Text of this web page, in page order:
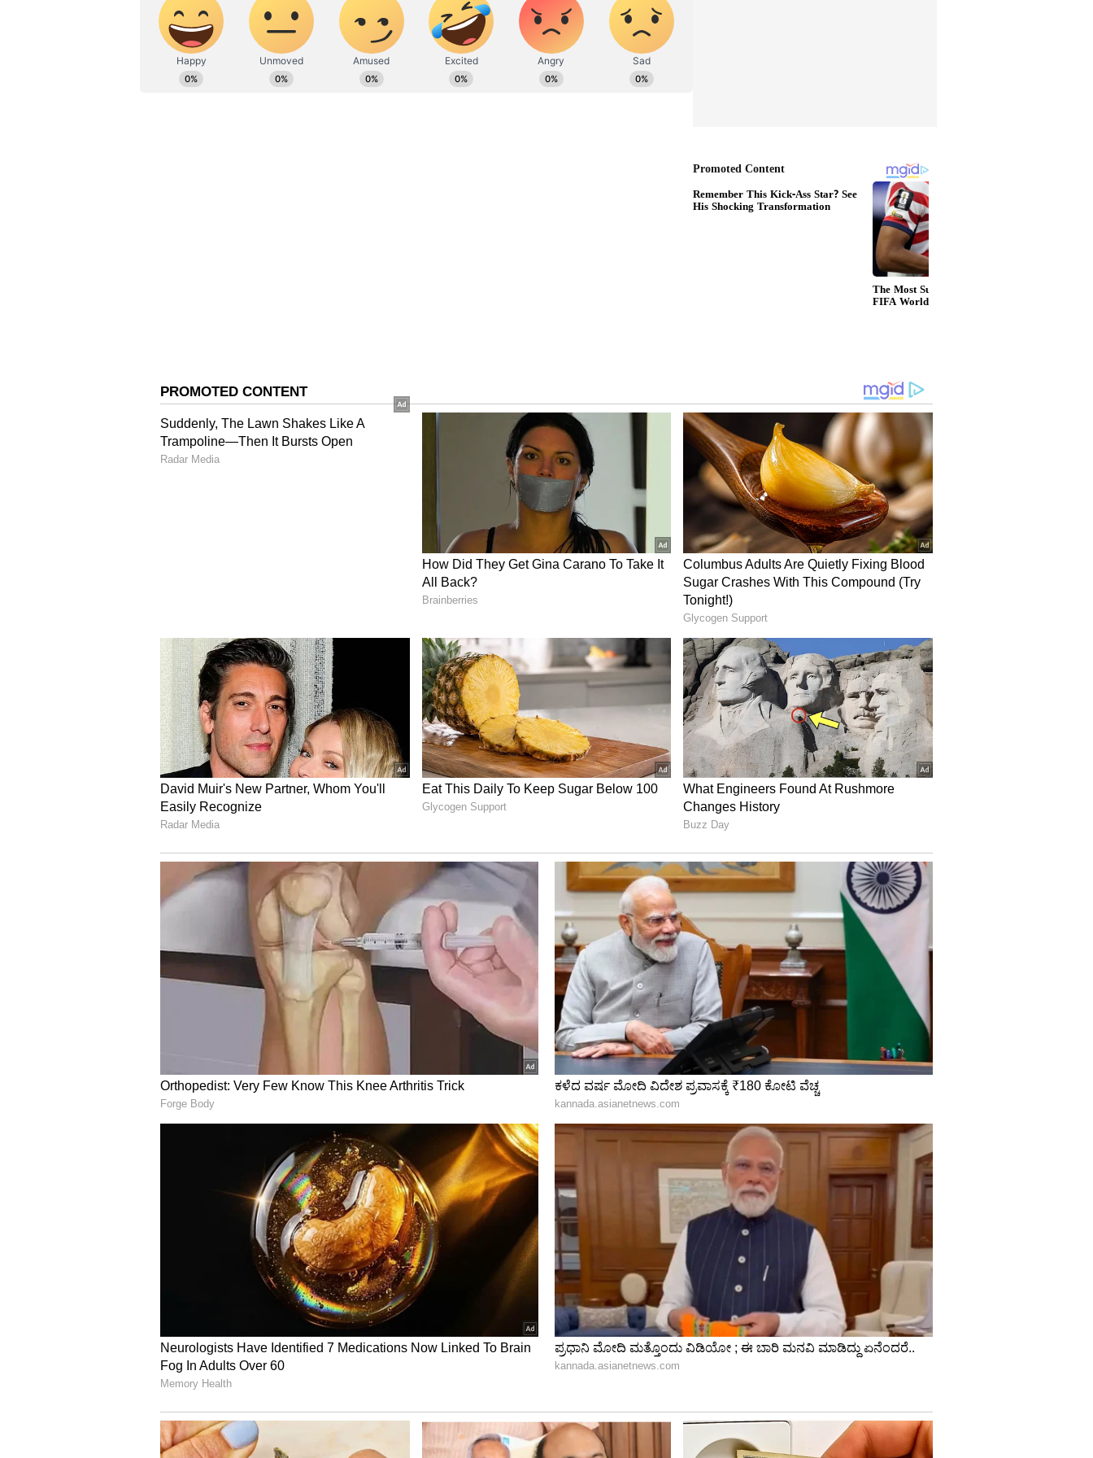
ಚಿತ್ರದುರ್ಗದಲ್ಲಿ ವರುಣನ ಆರ್ಭಟಕ್ಕೆ ಅಪಾರ ಬೆಳೆ ನಷ್ಟ: ಕಂಗಾಲಾದ ಅನ್ನದಾತ
ನೀವು ನನಗೆ 3.28 ಲಕ್ಷ ಕೊಟ್ಟರೆ ಮಾತ್ತ ರಿನಿವಲ್ ಮಾಡಿ ಕೊಡುವುದಾಗಿ ಡಿಮ್ಯಾಂಡ್ ಮಾಡಿದ್ದಾರೆ. ಕೆಲವು
ಬಾರ್ ಮಾಲೀಕರು ತಮ್ಮ ಕೆಲಸ ಮುಗಿದ್ರೆ ಸಾಕಪ್ಪ ಎಂದು ಅಧಿಕಾರಿಗಳು ಕೇಳಿದಷ್ಟು ಲಂಚ ನೀಡಿ ಕೆಲಸ
ಇನ್ನೇನು ಬಾರ್ ಮಾಲೀಕ ಹಣ ನೀಡಬೇಕು ಅಷ್ಟರಲ್ಲೇ ಎಸಿಬಿ ಅಧಿಕಾರಿಗಳು ಅಬಕಾರಿ ಡಿಸಿಯ
ಕರ್ಮಕಾಂಡವನ್ನು ರೆಡ್ ಆಂಡ್ ಆಗಿ ಹಿಡಿದಿದ್ದಾರೆ. ಇದೇ ಸಮಯದಲ್ಲಿ ನಾಗಶಯನ ವಾಹನ ಚಾಲಕ ಮೌಸಿನ್
ಖಾನ್ ಕೂಡ ಲಂಚಕ್ಕೆ ಬೇಡಿಕೆ ಇಟ್ಟಿದ್ದು ಕಂಡು ಬಂದು ಇಬ್ಬರನ್ನು ವಿಚಾರಣೆಗೆ ಒಳಪಡಿಸಿದ್ದಾರೆ. ಸುಮಾರು 4-6
ಗಂಟೆಗಳ ಕಾಲ ಚಿತ್ರದುರ್ಗ ನಗರದ ಜೆಸಿಆರ್ 4ನೇ ಕ್ರಾಸ್ ನಲ್ಲಿರುವ ಅಬಕಾರಿ ಇಲಾಖೆ ಕಚೇರಿಯಲ್ಲಿ ವಿಚಾರಣೆ
ನಡೆಸಿದ ಎಸಿಬಿ ಅಧಿಕಾರಿಗಳು ರಾತ್ರಿ 9 ಗಂಟೆ ಸುಮಾರಿಗೆ ಇಬ್ಬರನ್ನು ಜೆಸಿಗೆ ಕಳುಹಿಸಲಾಯಿತು.
ಹೈಟೆಕ್ ವೇಶ್ಯಾವಾಟಿಕೆ ಅಡ್ಡೆ ಮೇಲೆ ದಾಳಿ, ಟಾಯ್ಲೆಟ್‌ನಲ್ಲಿ ದಂಧೆ!
ಭ್ರಷ್ಟಾಚಾರ ಆರೋಪಗಳು ಈ ಅಧಿಕಾರಿಯ ಮೇಲಿವೆ. ಅಲ್ಲದೇ ಈತನ ಪತ್ನಿ ಕವಿತಾ IPS ಅಧಿಕಾರಿಯಾಗಿದ್ದು,
ಕರ್ನಾಟಕ ರಾಜ್ಯದ ಮೈಸೂರಿನಲ್ಲಿ ಎಸ್ಪಿ ಆಗಿ ಕೆಲಸ ಮಾಡಿದ್ದರು. ಸದ್ಯ ಹೈದ್ರಾಬಾದ್‌ನಲ್ಲಿ ಕಾರ್ಯ
ನಿರ್ವಹಿಸುತ್ತಿದ್ದಾರೆ ಎಂಬ ಮಾಹಿತಿ ಸಿಕ್ಕಿದೆ. ಅಲ್ಲದೇ ಈತನು ರಾಜಕೀಯ ವಲಯದಲ್ಲಿ ಭಾರೀ ಪ್ರಭಾವಿಗಳ
ಹಿನ್ನೆಲೆ ಹೊಂದಿರೋ ಕಾರಣ ಅನೇಕ ಬಾರಿ ಜನಪ್ರತಿನಿಧಿಗಳು ಸಭೆ ಕರೆದ್ರು ಗೈರಾಗ್ತಿದ್ದರು. ಇಂತಹ ಪ್ರಭಾವಿಗಳ
ಹಿನ್ನೆಲೆಯುಳ್ಳ ಅಬಕಾರಿ ಡಿಸಿಯನ್ನೇ ಭರ್ಜರಿ ಭೇಟೆಯಾಡಿರೋ ಎಸಿಬಿ ಅಧಿಕಾರಿಗಳು ಮುಂದೆ ಆತನಿಗೆ ಯಾವ
ರೀತಿ ವಿಚಾರಣೆಗೆ ಒಳಪಡಿಸ್ತಾರೆ ಎಂಬುದನ್ನು ಕಾದುನೋಡಬೇಕಿದೆ.
ಮನರಂಜನೆ ಸುದ್ದಿಗಳ ಬಗ್ಗೆ ತುಂಬಾ ಆಸಕ್ತಿ. ಸಿನಿಮಾ ವೀಕ್ಷಿಸುವುದು, ಸಂಗೀತ ಕೇಳುವುದು ಮತ್ತು ಕ್ರೀಡೆ ನೆಚ್ಚಿನ
ಹವ್ಯಾಸಗಳು.